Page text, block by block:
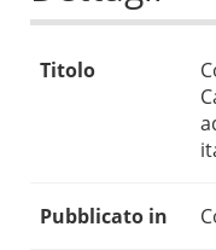
Titolo
Pubblicato in